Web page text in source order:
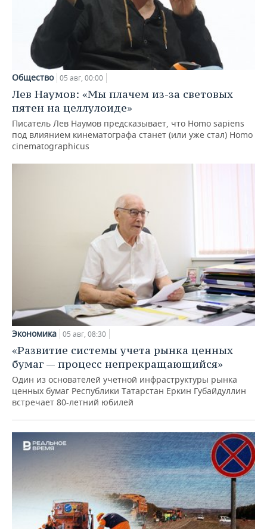
Общество 05 авг, 00:00
Лев Наумов: «Мы плачем из-за световых
пятен на целлулоиде»
Писатель Лев Наумов предсказывает, что Homo sapiens
под влиянием кинематографа станет (или уже стал) Homo
cinematographicus
Экономика 05 авг, 08:30
«Развитие системы учета рынка ценных
бумаг — процесс непрекращающийся»
Один из основателей учетной инфраструктуры рынка
ценных бумаг Республики Татарстан Еркин Губайдуллин
встречает 80-летний юбилей